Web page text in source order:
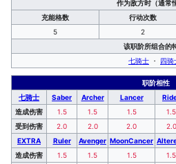
作为敌方时（通常
充能格数
行动次数
5
2
该职阶所组合的
七骑士 ・ 四骑
职阶相性
七骑士
Saber Archer Lancer
造成伤害
1.5 1.5 1.5 1.5
受到伤害
2.0 2.0 2.0 2.0
EXTRA
Ruler Avenger MoonCancer
造成伤害
1.5 1.5 1.5 1.5